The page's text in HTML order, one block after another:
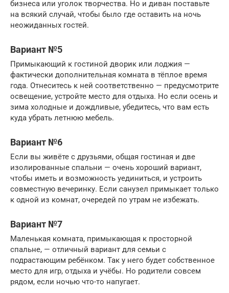
бизнеса или уголок творчества. Но и диван поставьте
на всякий случай, чтобы было где оставить на ночь
неожиданных гостей.
Вариант №5
Примыкающий к гостиной дворик или лоджия —
фактически дополнительная комната в тёплое время
года. Отнеситесь к ней соответственно — предусмотрите
освещение, устройте место для отдыха. Но если осень и
зима холодные и дождливые, убедитесь, что вам есть
куда убрать летнюю мебель.
Вариант №6
Если вы живёте с друзьями, общая гостиная и две
изолированные спальни — очень хороший вариант,
чтобы иметь и возможность уединиться, и устроить
совместную вечеринку. Если санузел примыкает только
к одной из комнат, очередей по утрам не избежать.
Вариант №7
Маленькая комната, примыкающая к просторной
спальне, — отличный вариант для семьи с
подрастающим ребёнком. Так у него будет собственное
место для игр, отдыха и учёбы. Но родители совсем
рядом, если ночью что-то напугает.